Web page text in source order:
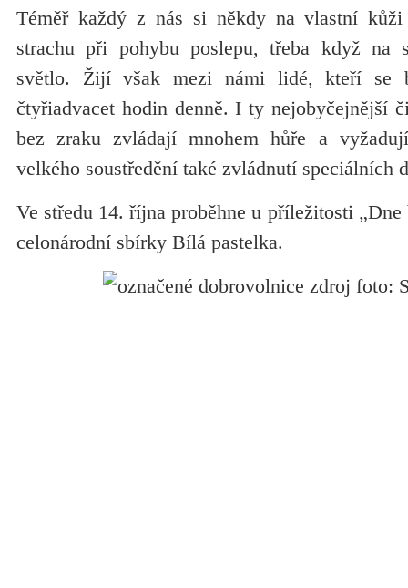
Téměř každý z nás si někdy na vlastní
strachu při pohybu poslepu, třeba když na
světlo. Žijí však mezi námi lidé, kteří se
čtyřiadvacet hodin denně. I ty nejobyčejnější
bez zraku zvládají mnohem hůře a
velkého soustředění také zvládnutí speciálních
Ve středu 14. října proběhne u příležitosti
celonárodní sbírky Bílá pastelka.